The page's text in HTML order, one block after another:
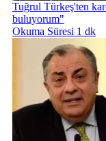
Tuğrul Türkeş'ten
buluyorum"
Okuma Süresi 1 dk